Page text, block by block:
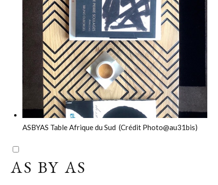
ASBYAS Table Afrique du Sud (Crédit Photo@au31bis)
AS BY AS